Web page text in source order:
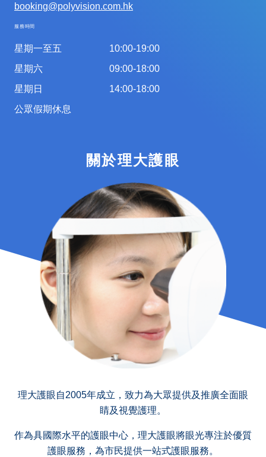
booking@polyvision.com.hk
服務時間
星期一至五
星期六
星期日
公眾假期休息
10:00-19:00
09:00-18:00
14:00-18:00
關於理大護眼
理大護眼自2005年成立，致力為大眾提供及推廣全面眼
睛及視覺護理。
作為具國際水平的護眼中心，理大護眼將眼光專注於優質
護眼服務，為市民提供一站式護眼服務。